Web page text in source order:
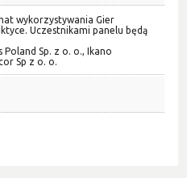
wykorzystywania Gier
Uczestnikami panelu będą
Sp. z o. o., Ikano
Sp z o. o.